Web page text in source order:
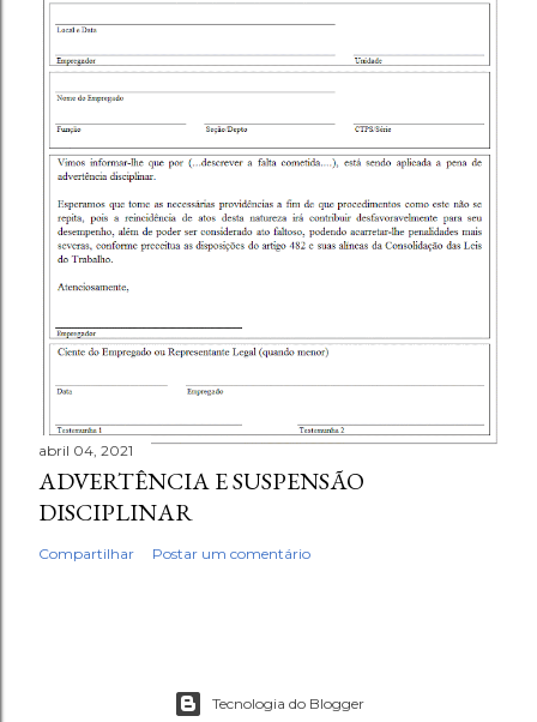
abril 04, 2021
ADVERTÊNCIA E SUSPENSÃO
DISCIPLINAR
Compartilhar Postar um comentário
Tecnologia do Blogger